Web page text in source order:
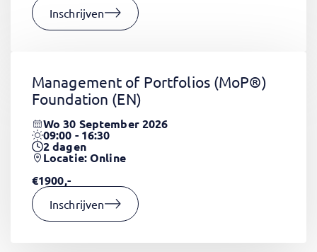
Inschrijven
Management of Portfolios (MoP®)
Foundation (EN)
Wo 30 September 2026
09:00 - 16:30
2dagen
Locatie: Online
€1900,-
Inschrijven